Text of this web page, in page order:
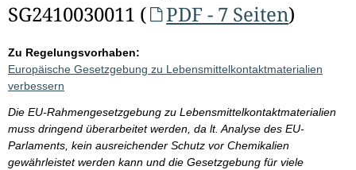
SG2410030011 (
PDF - 7 Seiten)
Zu Regelungsvorhaben:
Europäische Gesetzgebung zu Lebensmittelkontaktmaterialien
verbessern
Die EU-Rahmengesetzgebung zu Lebensmittelkontaktmaterialien
muss dringend überarbeitet werden, da lt. Analyse des EU-
Parlaments, kein ausreichender Schutz vor Chemikalien
gewährleistet werden kann und die Gesetzgebung für viele